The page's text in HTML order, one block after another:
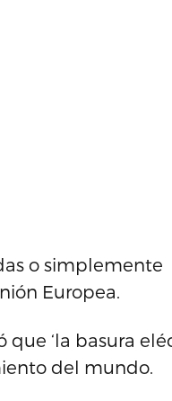
o simplemente
Europea.
que ‘la basura
del mundo.